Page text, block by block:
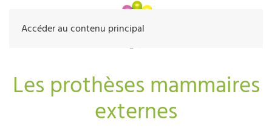
Accéder au contenu principal
Les prothèses mammaires
externes